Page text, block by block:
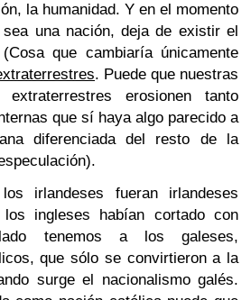
la humanidad. Y en el momento
una nación, deja de existir el
que cambiaría únicamente
. Puede que nuestras
erosionen tanto
que sí haya algo parecido a
diferenciada del resto de la
irlandeses fueran irlandeses
ingleses habían cortado con
tenemos a los galeses,
que sólo se convirtieron a la
surge el nacionalismo galés.